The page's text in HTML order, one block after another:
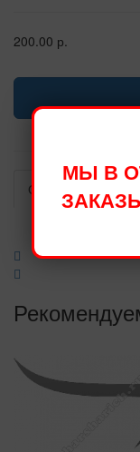
200.00 р.
Описание
МЫ В